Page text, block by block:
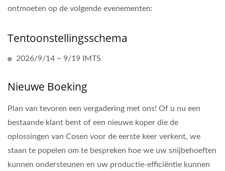
ontmoeten op de volgende evenementen:
Tentoonstellingsschema
2026/9/14 ~ 9/19 IMTS
Nieuwe Boeking
Plan van tevoren een vergadering met ons! Of u nu een
bestaande klant bent of een nieuwe koper die de
oplossingen van Cosen voor de eerste keer verkent, we
staan te popelen om te bespreken hoe we uw snijbehoeften
kunnen ondersteunen en uw productie-efficiëntie kunnen